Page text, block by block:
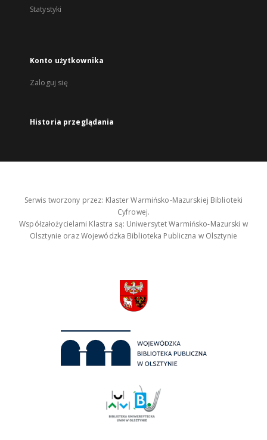
Statystyki
Konto użytkownika
Zaloguj się
Historia przeglądania
Serwis tworzony przez: Klaster Warmińsko-Mazurskiej Biblioteki
Cyfrowej.
Współzałożycielami Klastra są: Uniwersytet Warmińsko-Mazurski w
Olsztynie oraz Wojewódzka Biblioteka Publiczna w Olsztynie